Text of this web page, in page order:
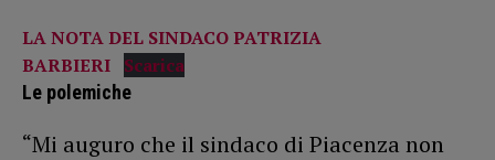
LA NOTA DEL SINDACO PATRIZIA
BARBIERI Scarica
Le polemiche
“Mi auguro che il sindaco di Piacenza non